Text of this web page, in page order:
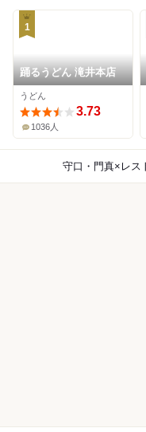
1
踊るうどん 滝井本店
うどん
3.73
1036人